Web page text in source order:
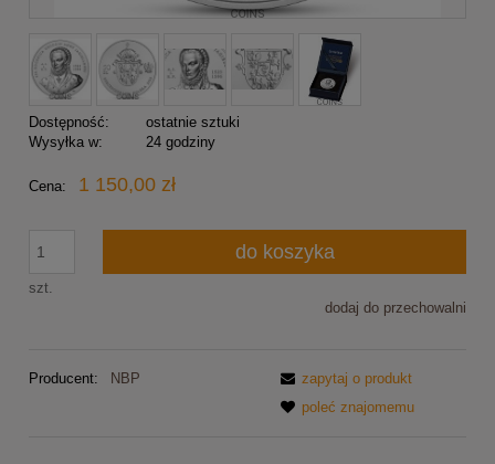
Dostępność:
ostatnie sztuki
Wysyłka w:
24 godziny
Cena: 1 150,00 zł
szt.
do koszyka
dodaj do przechowalni
Producent: NBP
zapytaj o produkt
poleć znajomemu